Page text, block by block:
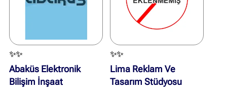
✨✨
Abaküs Elektronik
Bilişim İnşaat
✨✨
Lima Reklam Ve
Tasarım Stüdyosu